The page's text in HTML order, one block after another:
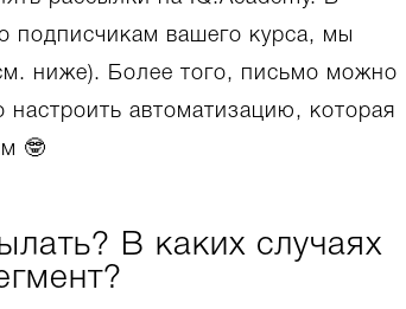
подписчикам вашего курса, мы
ниже). Более того, письмо можно
настроить автоматизацию, которая
🤓
В каких случаях